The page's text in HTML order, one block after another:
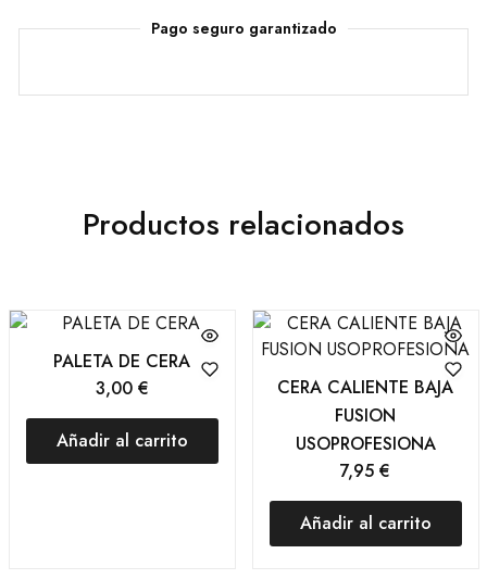
Pago seguro garantizado
Productos relacionados
PALETA DE CERA
3,00 €
Añadir al carrito
CERA CALIENTE BAJA
FUSION
USOPROFESIONA
7,95 €
Añadir al carrito